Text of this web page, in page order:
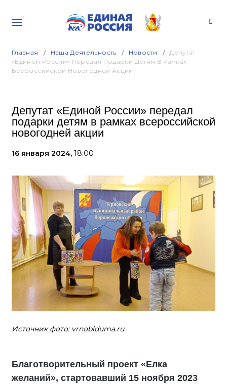
Главная Наша Деятельность Новости
Депутат
«Единой России» Передал Подарки Детям В Рамках
Всероссийской Новогодней Акции
Депутат «Единой России» передал
подарки детям в рамках всероссийской
новогодней акции
16 января 2024, 18:00
Источник фото: vrnoblduma.ru
Благотворительный проект «Елка
желаний», стартовавший 15 ноября 2023